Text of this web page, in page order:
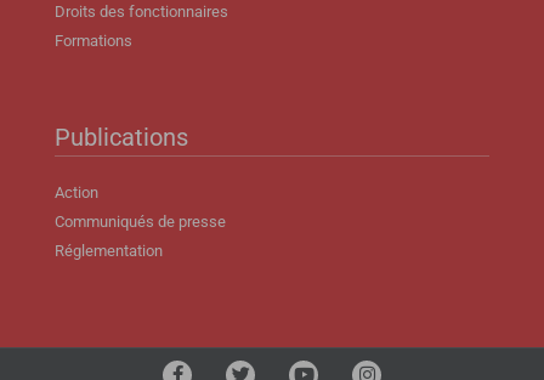
Droits des fonctionnaires
Formations
Publications
Action
Communiqués de presse
Réglementation